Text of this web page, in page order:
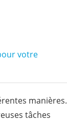
votre
manières.
tâches